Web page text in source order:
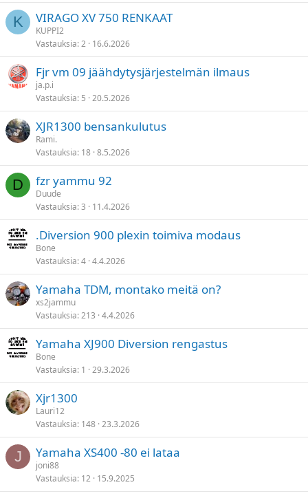
K VIRAGO XV 750 RENKAAT
KUPPI2
Vastauksia 2 16.6.2026
Fjr vm 09 jäähdytysjärjestelmän ilmaus
ja.p.i
Vastauksia 5 20.5.2026
XJR1300 bensankulutus
Rami.
Vastauksia 18 8.5.2026
D fzr yammu 92
Duude
Vastauksia 3 11.4.2026
.Diversion 900 plexin toimiva modaus
Bone
Vastauksia 4 4.4.2026
Yamaha TDM, montako meitä on?
xs2jammu
Vastauksia 213 4.4.2026
Yamaha XJ900 Diversion rengastus
Bone
Vastauksia 1 29.3.2026
Xjr1300
Lauri12
Vastauksia 148 23.3.2026
J Yamaha XS400 -80 ei lataa
joni88
Vastauksia 12 15.9.2025